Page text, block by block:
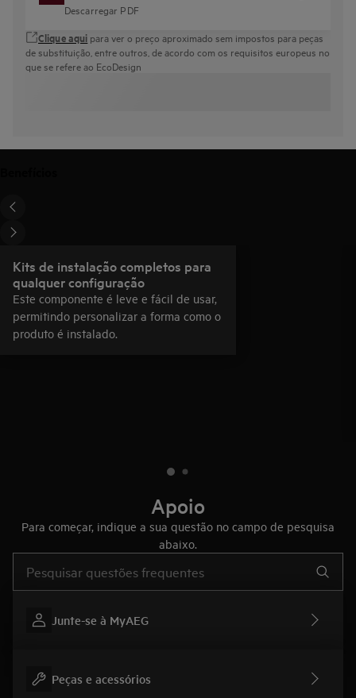
Descarregar PDF
Clique aqui para ver o preço aproximado sem impostos para peças
de substituição, entre outros, de acordo com os requisitos europeus no
que se refere ao EcoDesign
Kits de instalação completos para
qualquer configuração
Este componente é leve e fácil de usar,
permitindo personalizar a forma como o
produto é instalado.
Apoio
Para começar, indique a sua questão no campo de pesquisa
abaixo.
Junte-se à MyAEG
Peças e acessórios